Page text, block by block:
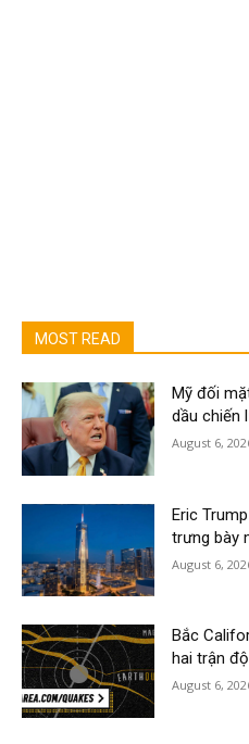
MOST READ
Mỹ đối
dầu chiến
August 6,
Eric
trưng bày
August 6,
Bắc
hai trận
August 6,